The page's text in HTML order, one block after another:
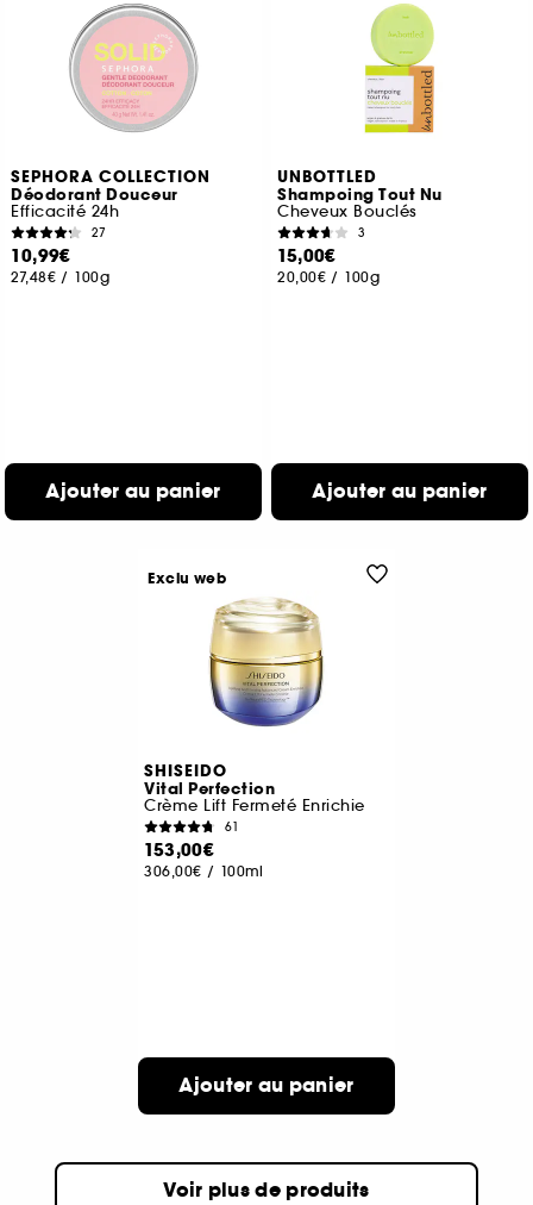
SEPHORA COLLECTION
Déodorant Douceur
Efficacité 24h
27
10,99€
27,48€ / 100g
Ajouter au panier
UNBOTTLED
Shampoing Tout Nu
Cheveux Bouclés
3
15,00€
20,00€ / 100g
Ajouter au panier
SHISEIDO
Vital Perfection
Crème Lift Fermeté Enrichie
61
153,00€
306,00€ / 100ml
Ajouter au panier
Exclu web
Voir plus de produits